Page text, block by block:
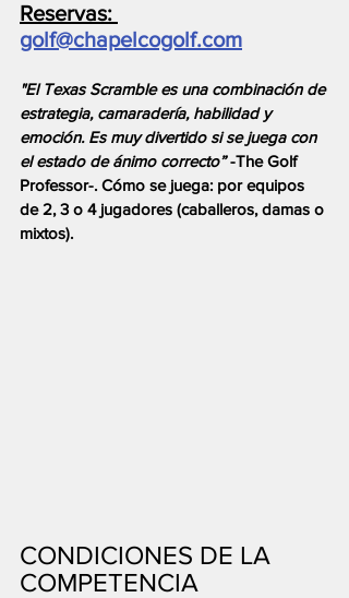
Reservas:
golf@chapelcogolf.com
"El Texas Scramble es una combinación de
estrategia, camaradería, habilidad y
emoción. Es muy divertido si se juega con
el estado de ánimo correcto” -The Golf
Professor-. Cómo se juega: por equipos
de 2, 3 o 4 jugadores (caballeros, damas o
mixtos).
CONDICIONES DE LA
COMPETENCIA